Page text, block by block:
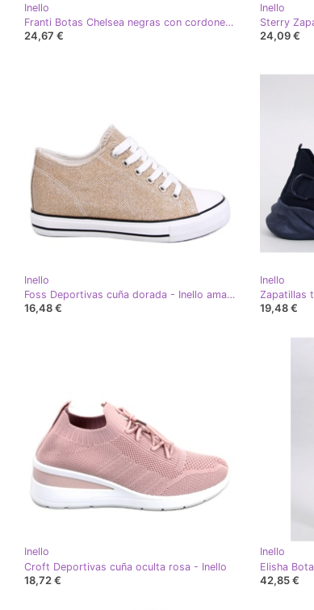
Inello
Franti Botas Chelsea negras con cordones - Inello negro
24,67 €
Inello
24,09 €
Inello
Foss Deportivas cuña dorada - Inello amarillo
16,48 €
Inello
Zapatillas
19,48 €
Inello
Croft Deportivas cuña oculta rosa - Inello
18,72 €
Inello
Elisha
42,85 €